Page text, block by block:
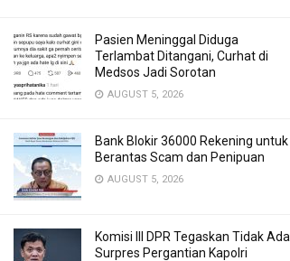
Pasien Meninggal Diduga
Terlambat Ditangani, Curhat di
Medsos Jadi Sorotan
AUGUST 5, 2026
Bank Blokir 36000 Rekening untuk
Berantas Scam dan Penipuan
AUGUST 5, 2026
Komisi III DPR Tegaskan Tidak Ada
Surpres Pergantian Kapolri